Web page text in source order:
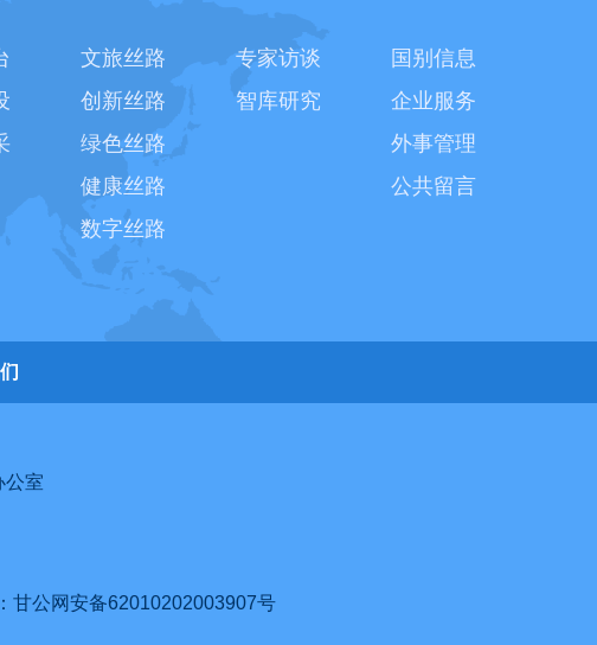
文旅丝路
创新丝路
绿色丝路
健康丝路
数字丝路
专家访谈
智库研究
国别信息
企业服务
外事管理
公共留言
公室
甘公网安备62010202003907号